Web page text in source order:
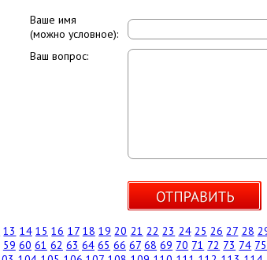
Ваше имя
(можно условное):
Ваш вопрос:
13 14 15 16 17 18 19 20 21 22 23 24 25 26 27 28
59 60 61 62 63 64 65 66 67 68 69 70 71 72 73 74 75